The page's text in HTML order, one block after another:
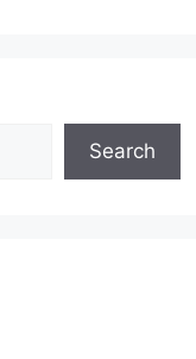
Search